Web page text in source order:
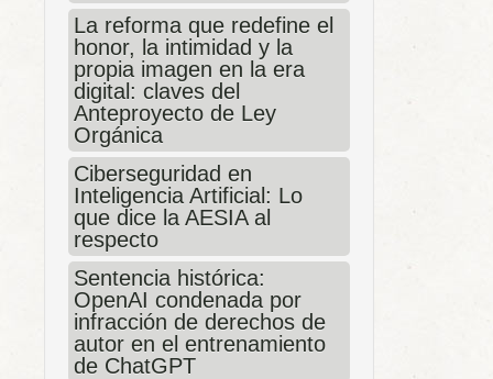
La reforma que redefine el
honor, la intimidad y la
propia imagen en la era
digital: claves del
Anteproyecto de Ley
Orgánica
Ciberseguridad en
Inteligencia Artificial: Lo
que dice la AESIA al
respecto
Sentencia histórica:
OpenAI condenada por
infracción de derechos de
autor en el entrenamiento
de ChatGPT